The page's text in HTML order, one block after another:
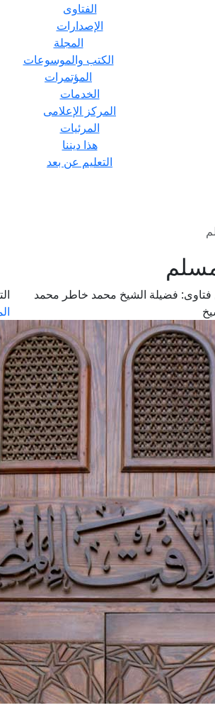
الفتاوى
الإصدارات
المجلة
الكتب والموسوعات
المؤتمرات
الخدمات
المركز الإعلامى
المرئيات
هذا ديننا
التعليم عن بعد
فضيلة الشيخ محمد خاطر محمد